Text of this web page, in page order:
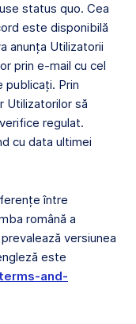
status quo. Cea
este disponibilă
anunța Utilizatorii
prin e-mail cu cel
publicați. Prin
Utilizatorilor să
regulat.
cu data ultimei
între
română a
versiunea
este
and-